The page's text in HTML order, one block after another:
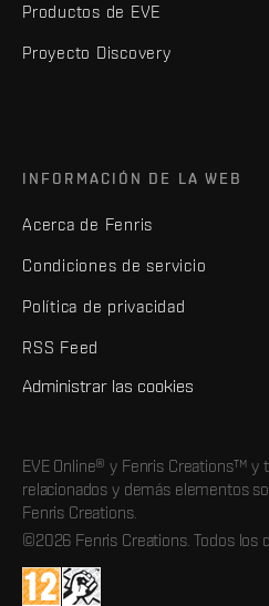
Productos de EVE
Proyecto Discovery
INFORMACIÓN DE LA WEB
Acerca de Fenris
Condiciones de servicio
Política de privacidad
RSS Feed
Administrar las cookies
EVE Online® y Fenris Creations™ y
relacionados y demás elementos
Fenris Creations.
©2026 Fenris Creations. Todos los